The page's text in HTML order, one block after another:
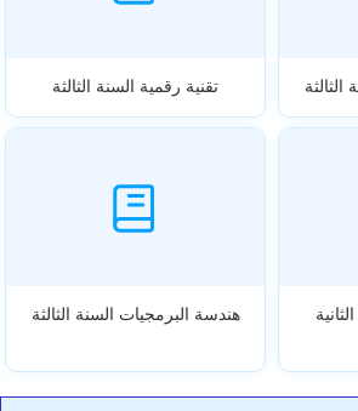
تقنية رقمية السنة الثالثة
هندسة البرمجيات السنة الثالثة